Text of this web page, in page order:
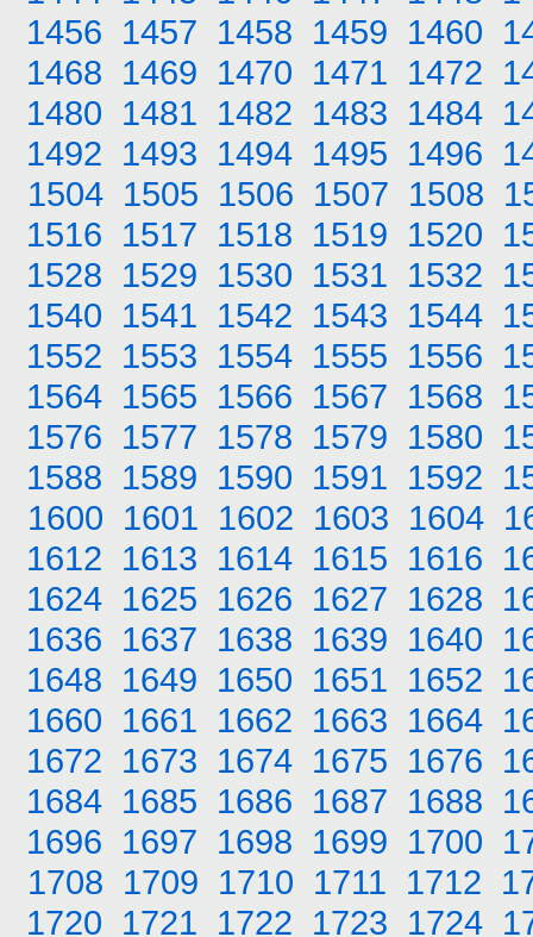
1456 1457 1458 1459 1460
1468 1469 1470 1471 1472
1480 1481 1482 1483 1484
1492 1493 1494 1495 1496
1504 1505 1506 1507 1508
1516 1517 1518 1519 1520
1528 1529 1530 1531 1532
1540 1541 1542 1543 1544
1552 1553 1554 1555 1556
1564 1565 1566 1567 1568
1576 1577 1578 1579 1580
1588 1589 1590 1591 1592
1600 1601 1602 1603 1604
1612 1613 1614 1615 1616
1624 1625 1626 1627 1628
1636 1637 1638 1639 1640
1648 1649 1650 1651 1652
1660 1661 1662 1663 1664
1672 1673 1674 1675 1676
1684 1685 1686 1687 1688
1696 1697 1698 1699 1700
1708 1709 1710 1711 1712
1720 1721 1722 1723 1724